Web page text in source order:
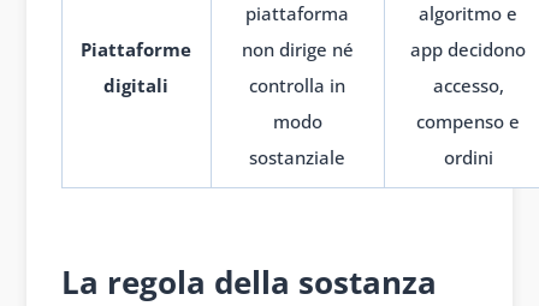
Piattaforme
digitali
piattaforma
non dirige né
controlla in
modo
sostanziale
algoritmo e
app decidono
accesso,
compenso e
ordini
La regola della sostanza